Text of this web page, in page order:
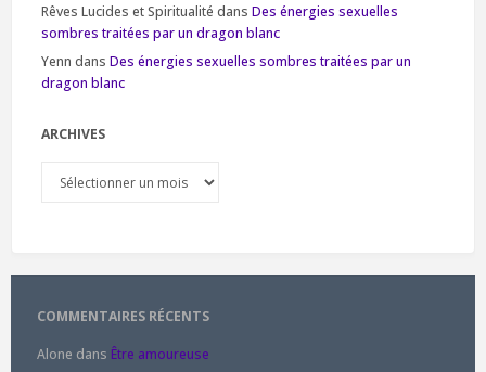
Rêves Lucides et Spiritualité dans Des énergies sexuelles
sombres traitées par un dragon blanc
Yenn dans Des énergies sexuelles sombres traitées par un
dragon blanc
ARCHIVES
COMMENTAIRES RÉCENTS
Alone dans Être amoureuse